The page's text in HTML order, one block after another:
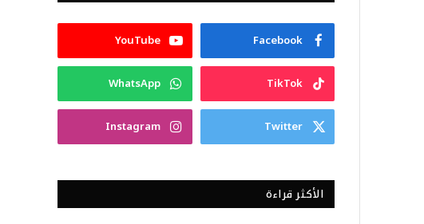
Facebook
YouTube
TikTok
WhatsApp
Twitter
Instagram
الأكثر قراءة